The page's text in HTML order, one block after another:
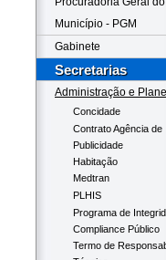
Município - PGM
Gabinete
Secretarias
Administração e
Concidade
Contrato Agência de
Publicidade
Habitação
Medtran
PLHIS
Programa de
Compliance Público
Termo de